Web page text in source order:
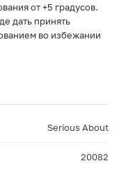
от +5 градусов.
дать принять
во избежании
Serious About
20082